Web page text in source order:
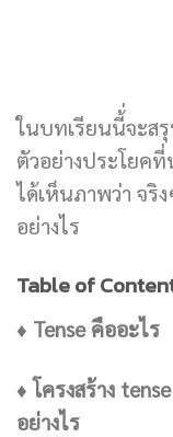
ในบทเรียนนี้่จะส
ตัวอย่างประโยคที่
ได้เห็นภาพว่า จริ
อย่างไร
Table of
♦ Tense คืออะไร
♦ โครงสร้าง
อย่างไร